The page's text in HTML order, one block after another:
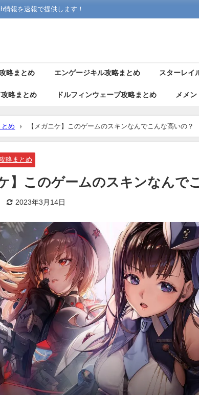
報を速報で提供します！
略まとめ エンゲージキル攻略まとめ スターレイ
略まとめ ドルフィンウェーブ攻略まとめ メメ
とめ 【メガニケ】このゲームのスキンなんでこんな高いの？
略まとめ
】このゲームのスキンなんで
2023年3月14日